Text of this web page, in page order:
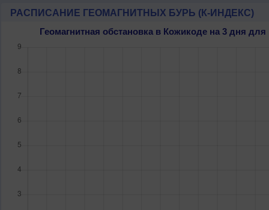
РАСПИСАНИЕ ГЕОМАГНИТНЫХ БУРЬ (К-ИНДЕКС)
Геомагнитная обстановка в Кожикоде на 3 дня